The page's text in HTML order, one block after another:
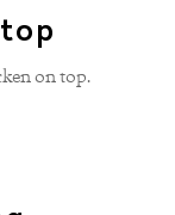
on top.